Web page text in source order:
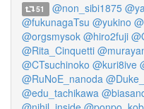
51 @non_sibi1875
@fukunagaTsu @yukino
@orgsmysok @hiro2fuji
@Rita_Cinquetti
@CTsuchinoko @kuri8ive
@RuNoE_nanoda
@edu_tachikawa